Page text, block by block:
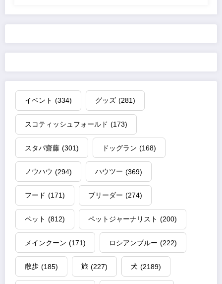
イベント (334) グッズ (281)
スコティッシュフォールド (173)
スタパ齋藤 (301) ドッグラン (168)
ノウハウ (294) ハウツー (369)
フード (171) ブリーダー (274)
ペット (812) ペットジャーナリスト (200)
メインクーン (171) ロシアンブルー (222)
散歩 (185) 旅 (227) 犬 (2189)